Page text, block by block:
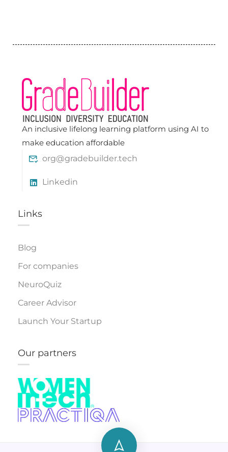
An inclusive lifelong learning platform using AI to
make education affordable
org@gradebuilder.tech
Linkedin
Links​
Blog
For companies
NeuroQuiz
Career Advisor
Launch Your Startup
Our partners